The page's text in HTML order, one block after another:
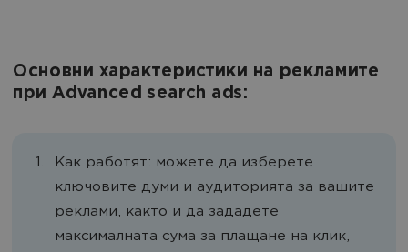
Основни характеристики на рекламите
при Advanced search ads:
Как работят: можете да изберете
ключовите думи и аудиторията за вашите
реклами, както и да зададете
максималната сума за плащане на клик,